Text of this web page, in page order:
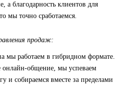
а благодарность клиентов для
мы точно сработаемся.
продаж:
мы работаем в гибридном формате.
онлайн-общение, мы успеваем
и собираемся вместе за пределами